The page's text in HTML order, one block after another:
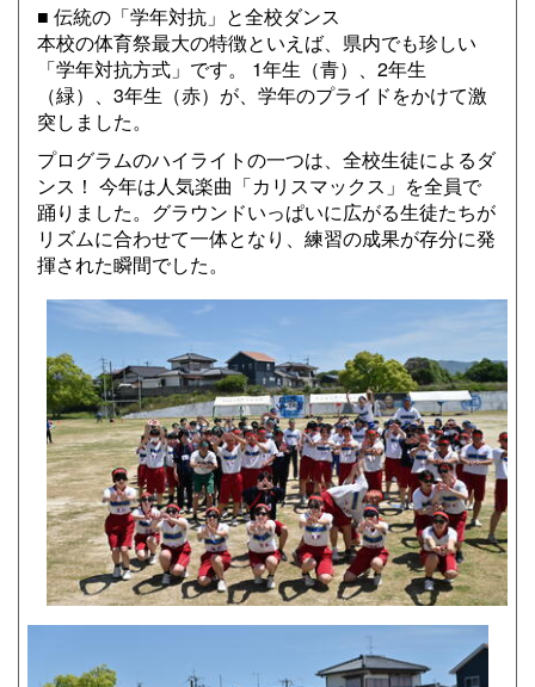
■ 伝統の「学年対抗」と全校ダンス
本校の体育祭最大の特徴といえば、県内でも珍しい
「学年対抗方式」です。 1年生（青）、2年生
（緑）、3年生（赤）が、学年のプライドをかけて激
突しました。
プログラムのハイライトの一つは、全校生徒によるダ
ンス！ 今年は人気楽曲「カリスマックス」を全員で
踊りました。グラウンドいっぱいに広がる生徒たちが
リズムに合わせて一体となり、練習の成果が存分に発
揮された瞬間でした。